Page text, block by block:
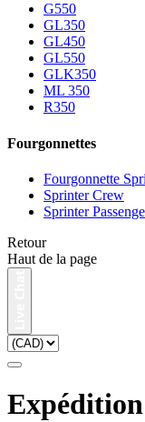
G550
GL350
GL450
GL550
GLK350
ML 350
R350
Fourgonnettes
Fourgonnette
Sprinter Crew
Sprinter
Retour
Haut de la page